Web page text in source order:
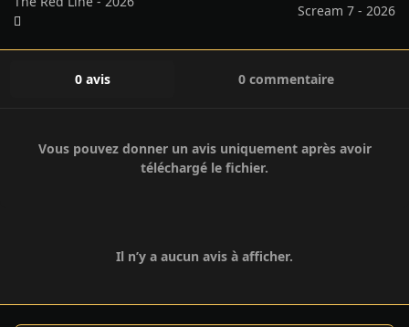
Scream 7 - 2026
0 avis 0 commentaire
Vous pouvez donner un avis uniquement après avoir
téléchargé le fichier.
Il n’y a aucun avis à afficher.